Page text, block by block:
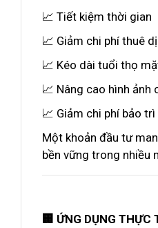
📈 Tiết kiệm thời gian
📈 Giảm chi phí thuê
📈 Kéo dài tuổi thọ
📈 Nâng cao hình ảnh
📈 Giảm chi phí bảo
Một khoản đầu tư
bền vững trong nhiều
🏢 ỨNG DỤNG THỰC